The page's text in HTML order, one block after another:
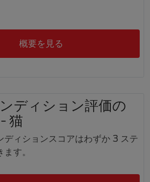
概要を見る
ディション評価の
猫
ディションスコアはわずか 3 ステ
す。